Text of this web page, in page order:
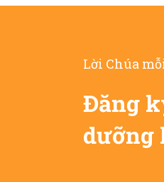
Lời Chúa
Đăng
dưỡng